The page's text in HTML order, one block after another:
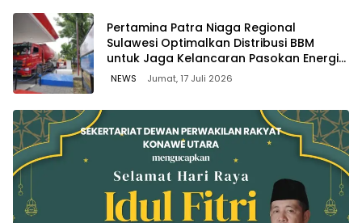
Pertamina Patra Niaga Regional
Sulawesi Optimalkan Distribusi BBM
untuk Jaga Kelancaran Pasokan Energi
di Seluruh Wilayah Sulawesi
NEWS Jumat, 17 Juli 2026